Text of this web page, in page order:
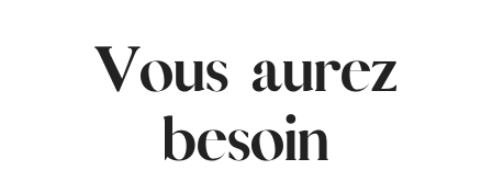
Vous aurez
besoin